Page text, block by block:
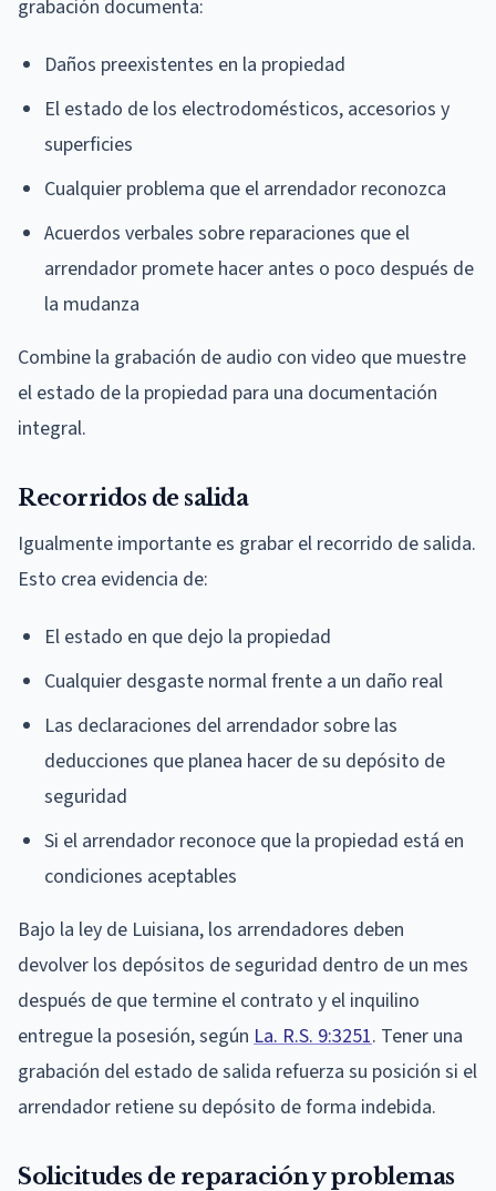
grabación documenta:
Daños preexistentes en la propiedad
El estado de los electrodomésticos, accesorios y
superficies
Cualquier problema que el arrendador reconozca
Acuerdos verbales sobre reparaciones que el
arrendador promete hacer antes o poco después de
la mudanza
Combine la grabación de audio con video que muestre
el estado de la propiedad para una documentación
integral.
Recorridos de salida
Igualmente importante es grabar el recorrido de salida.
Esto crea evidencia de:
El estado en que dejo la propiedad
Cualquier desgaste normal frente a un daño real
Las declaraciones del arrendador sobre las
deducciones que planea hacer de su depósito de
seguridad
Si el arrendador reconoce que la propiedad está en
condiciones aceptables
Bajo la ley de Luisiana, los arrendadores deben
devolver los depósitos de seguridad dentro de un mes
después de que termine el contrato y el inquilino
entregue la posesión, según La. R.S. 9:3251. Tener una
grabación del estado de salida refuerza su posición si el
arrendador retiene su depósito de forma indebida.
Solicitudes de reparación y problemas